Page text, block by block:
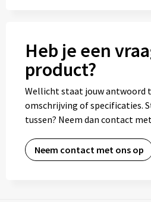
Heb je een
product?
Wellicht staat jouw antwoord
omschrijving of specificaties.
tussen? Neem dan contact
Neem contact met ons op